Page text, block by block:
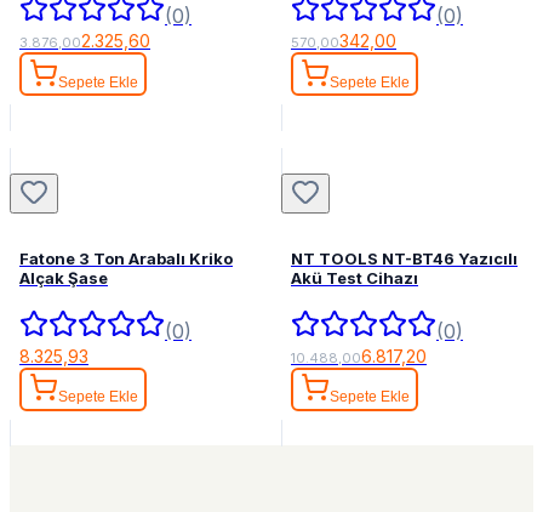
(0)
3.876,002.325,60
Sepete Ekle
(0)
570,00342,00
Sepete Ekle
Fatone 3 Ton Arabalı Kriko
Alçak Şase
(0)
8.325,93
Sepete Ekle
NT TOOLS NT-BT46 Yazıcılı
Akü Test Cihazı
(0)
10.488,006.817,20
Sepete Ekle